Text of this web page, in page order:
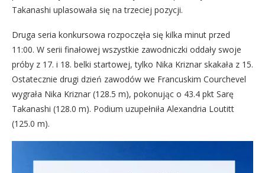
Takanashi uplasowała się na trzeciej pozycji.
Druga seria konkursowa rozpoczęła się kilka minut przed
11:00. W serii finałowej wszystkie zawodniczki oddały swoje
próby z 17. i 18. belki startowej, tylko Nika Kriznar skakała z 15.
Ostatecznie drugi dzień zawodów we Francuskim Courchevel
wygrała Nika Kriznar (128.5 m), pokonując o 43.4 pkt Sarę
Takanashi (128.0 m). Podium uzupełniła Alexandria Loutitt
(125.0 m).